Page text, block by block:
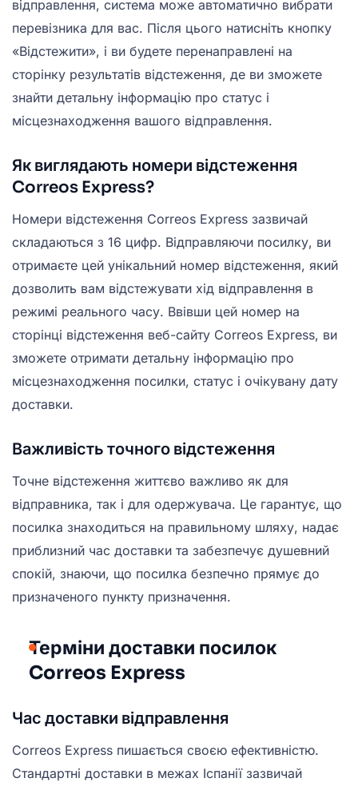
відправлення, система може автоматично вибрати
перевізника для вас. Після цього натисніть кнопку
«Відстежити», і ви будете перенаправлені на
сторінку результатів відстеження, де ви зможете
знайти детальну інформацію про статус і
місцезнаходження вашого відправлення.
Як виглядають номери відстеження
Correos Express?
Номери відстеження Correos Express зазвичай
складаються з 16 цифр. Відправляючи посилку, ви
отримаєте цей унікальний номер відстеження, який
дозволить вам відстежувати хід відправлення в
режимі реального часу. Ввівши цей номер на
сторінці відстеження веб-сайту Correos Express, ви
зможете отримати детальну інформацію про
місцезнаходження посилки, статус і очікувану дату
доставки.
Важливість точного відстеження
Точне відстеження життєво важливо як для
відправника, так і для одержувача. Це гарантує, що
посилка знаходиться на правильному шляху, надає
приблизний час доставки та забезпечує душевний
спокій, знаючи, що посилка безпечно прямує до
призначеного пункту призначення.
Терміни доставки посилок
Correos Express
Час доставки відправлення
Correos Express пишається своєю ефективністю.
Стандартні доставки в межах Іспанії зазвичай